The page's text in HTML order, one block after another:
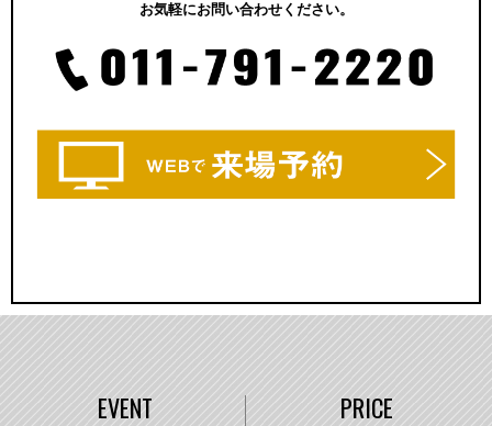
お気軽にお問い合わせください。
EVENT PRICE